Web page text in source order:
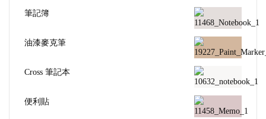
筆記簿
油漆麥克筆
Cross 筆記本
便利貼